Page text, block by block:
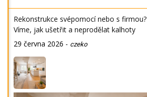
Rekonstrukce svépomocí nebo s firmou?
Víme, jak ušetřit a neprodělat kalhoty
29 června 2026 - czeko